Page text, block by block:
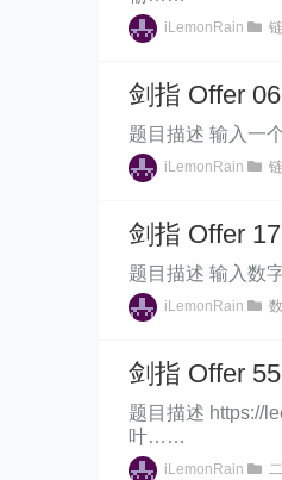
iLemonRain
剑指 Offer
题目描述 输入一
iLemonRain
剑指 Offer
题目描述 输入数
iLemonRain
剑指 Offer
题目描述 https://
叶……
iLemonRain